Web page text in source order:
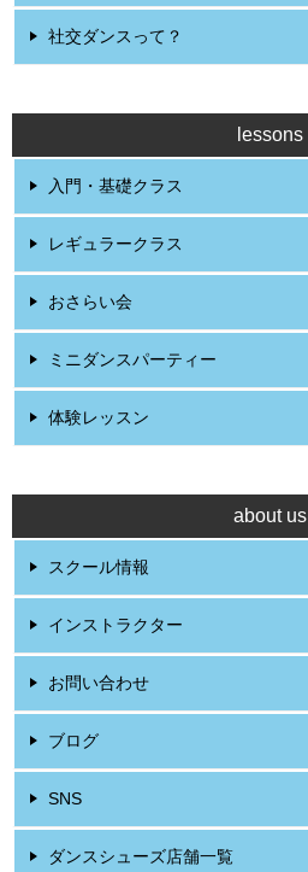
社交ダンスって？
lessons
入門・基礎クラス
レギュラークラス
おさらい会
ミニダンスパーティー
体験レッスン
about us
スクール情報
インストラクター
お問い合わせ
ブログ
SNS
ダンスシューズ店舗一覧